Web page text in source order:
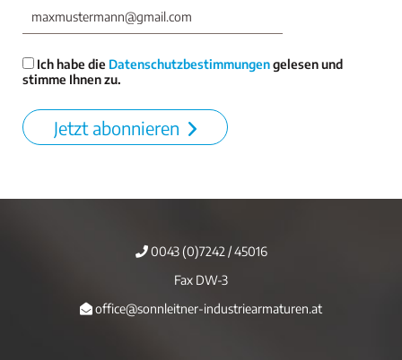
Ich habe die Datenschutzbestimmungengelesen und
stimme Ihnen zu.
Jetzt abonnieren
0043 (0)7242 / 45016
Fax DW-3
office@sonnleitner-industriearmaturen.at